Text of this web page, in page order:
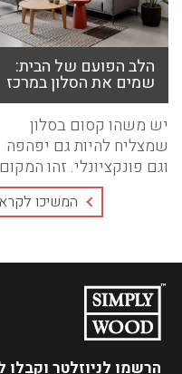
הלב הפועם של הבית:
שמים את הסלון במרכז
יש משהו קסום בסלון
שמצליח להיות גם יפהפה
וגם פונקציונלי. זהו המקום
שבו היום שלכם ...
המשיכו לקרא
הרשמו לניוזלטר וקבלו